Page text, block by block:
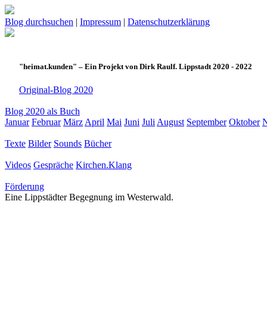
Blog durchsuchen | Impressum | Datenschutzerklärung
"heimat.kunden" – Ein Projekt von Dirk Raulf. Lippstadt 2020 - 2022
Original-Blog 2020
Blog 2020 als Buch
Januar Februar März April Mai Juni Juli August September Oktober
Texte Bilder Sounds Bücher
Videos Gespräche Kirchen.Klang
Förderung
Eine Lippstädter Begegnung im Westerwald.